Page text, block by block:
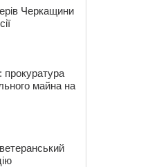
Черкащини
прокуратура
майна на